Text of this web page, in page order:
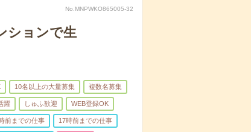
No.MNPWKO865005-32
ションで生
10名以上の大量募集 複数名募集
躍 しゅふ歓迎 WEB登録OK
前までの仕事 17時前までの仕事